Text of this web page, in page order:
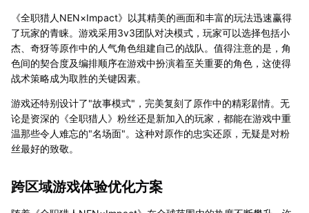
《全职猎人NEN×Impact》以其精美的画面和丰富的玩法迅速赢得
了玩家的青睐。游戏采用3v3团队对决模式，玩家可以选择包括小
杰、奇犽等原作中的人气角色组建自己的战队。值得注意的是，角
色间的契合度及编排顺序在游戏中扮演着至关重要的角色，这使得
战术策略成为取胜的关键因素。
游戏还特别设计了"故事模式"，完美复刻了原作中的精彩剧情。无
论是资深的《全职猎人》粉丝还是新加入的玩家，都能在游戏中重
温那些令人难忘的"名场面"。这种对原作的忠实还原，无疑是对粉
丝最好的致敬。
跨区域游戏体验优化方案